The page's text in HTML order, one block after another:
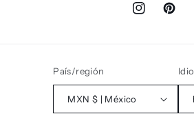
Instagram
País/región
MXN $ | México